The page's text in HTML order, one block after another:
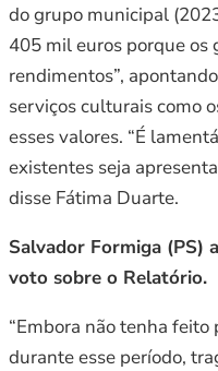
do grupo municipal
405 mil euros porque os
rendimentos”,
serviços culturais como
esses valores. “É
existentes seja
disse Fátima Duarte.
Salvador Formiga (PS)
voto sobre o Relatório.
“Embora não tenha
durante esse período,